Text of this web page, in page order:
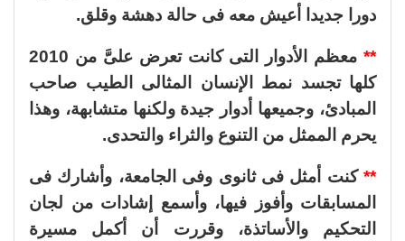
دورا جديدا أعيش معه فى حالة دهشة وقلق.
**
معظم الأدوار التى كانت تعرض علىَّ من 2010
كلها تجسد نمط الإنسان المثالى الطيب صاحب
المبادئ، وجميعها أدوار جيدة ولكنها متشابهة، وهذا
يحرم الممثل من التنوع والثراء والتحدى.
** كنت أمثل فى ثانوى وفى الجامعة، وأشارك فى
المسابقات وأفوز فيها، وأسمع إشادات من لجان
التحكيم والأساتذة، وقررت أن أكمل مسيرة